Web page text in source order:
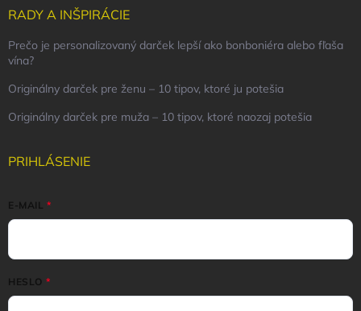
RADY A INŠPIRÁCIE
Prečo je personalizovaný darček lepší ako bonboniéra alebo fľaša
vína?
Originálny darček pre ženu – 10 tipov, ktoré ju potešia
Originálny darček pre muža – 10 tipov, ktoré naozaj potešia
PRIHLÁSENIE
E-MAIL
HESLO